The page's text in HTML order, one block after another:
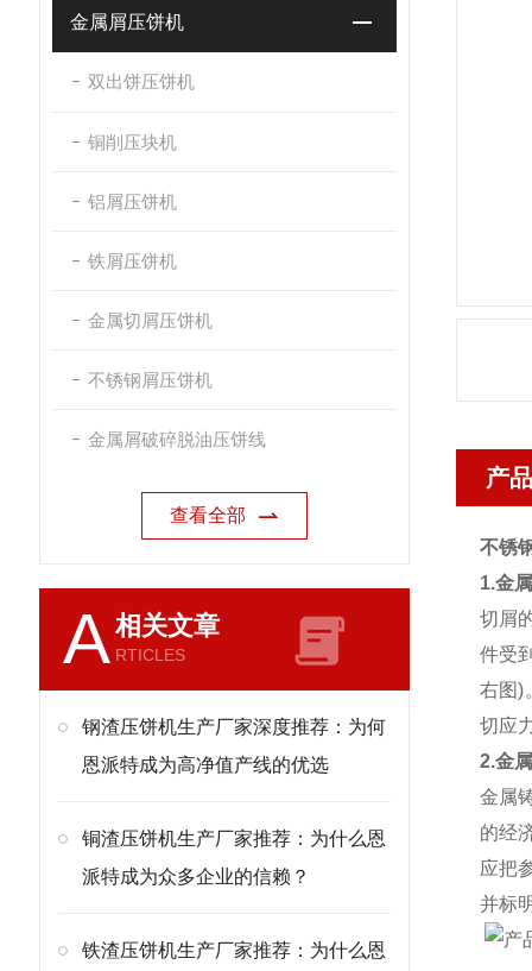
金属屑压饼机
双出饼压饼机
铜削压块机
铝屑压饼机
铁屑压饼机
金属切屑压饼机
不锈钢屑压饼机
金属屑破碎脱油压饼线
查看全部
A相关文章
RTICLES
钢渣压饼机生产厂家深度推荐：为何
恩派特成为高净值产线的优选
铜渣压饼机生产厂家推荐：为什么恩
派特成为众多企业的信赖？
铁渣压饼机生产厂家推荐：为什么恩
产
不锈
1.金
切屑
件受
右图)
切应
2.金
金属
的经
应把
并标